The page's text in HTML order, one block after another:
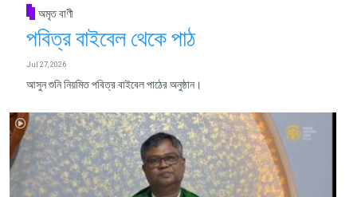
অমৃত বাণী
পবিত্র বাইবেল থেকে পাঠ
Jul 27, 2026
আসুন শুনি নিয়মিত পবিত্র বাইবেল পাঠের অনুষ্ঠান।